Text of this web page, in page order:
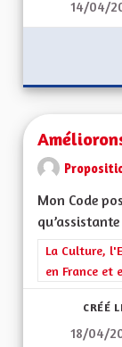
14/04/
Mon Code
Filtrer les
La Culture,
en France et
CRÉÉ
18/04/